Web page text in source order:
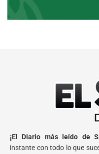
¡El Diario más leído de
instante con todo lo que